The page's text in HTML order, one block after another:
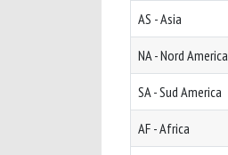
AS - Asia
NA - Nord America
SA - Sud America
AF - Africa